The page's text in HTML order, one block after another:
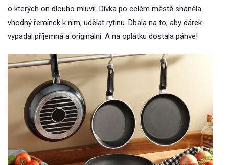
o kterých on dlouho mluvil. Dívka po celém městě sháněla
vhodný řemínek k nim, udělat rytinu. Dbala na to, aby dárek
vypadal příjemná a originální. A na oplátku dostala pánve!